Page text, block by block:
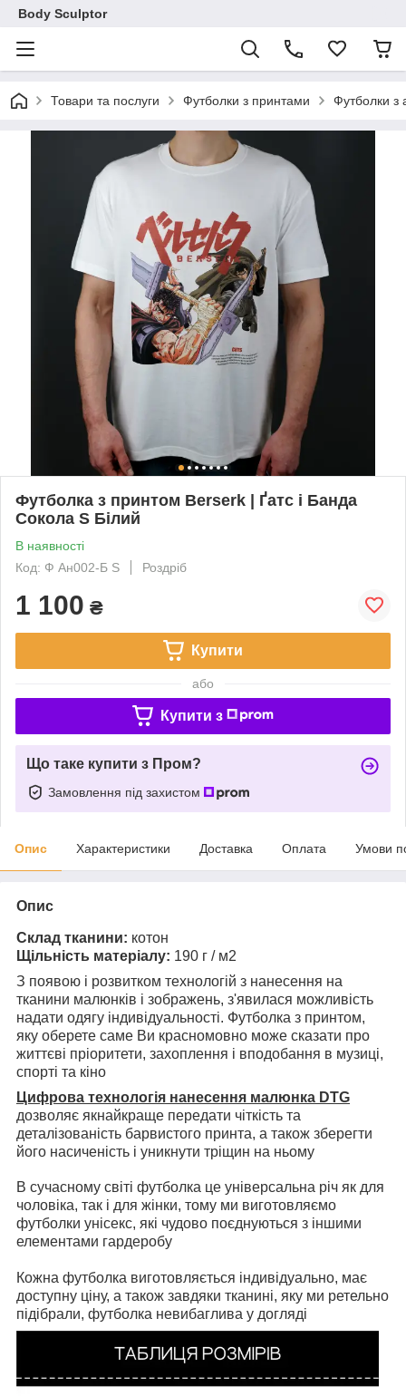
Body Sculptor
Товари та послуги Футболки з принтами Футболки з
Футболка з принтом Berserk | Ґатс і Банда
Сокола S Білий
В наявності
Код: Ф Ан002-Б S
Роздріб
1 100 ₴
Купити
або
Купити з
Що таке купити з Пром?
Замовлення під захистом
Опис Характеристики Доставка Оплата Умови
Опис
Склад тканини: котон
Щільність матеріалу: 190 г / м2
З появою і розвитком технологій з нанесення на
тканини малюнків і зображень, з'явилася можливість
надати одягу індивідуальності. Футболка з принтом,
яку оберете саме Ви красномовно може сказати про
життєві пріоритети, захоплення і вподобання в музиці,
спорті та кіно
Цифрова технологія нанесення малюнка DTG
дозволяє якнайкраще передати чіткість та
деталізованість барвистого принта, а також зберегти
його насиченість і уникнути тріщин на ньому
В сучасному світі футболка це універсальна річ як для
чоловіка, так і для жінки, тому ми виготовляємо
футболки унісекс, які чудово поєднуються з іншими
елементами гардеробу
Кожна футболка виготовляється індивідуально, має
доступну ціну, а також завдяки тканині, яку ми ретельно
підібрали, футболка невибаглива у догляді